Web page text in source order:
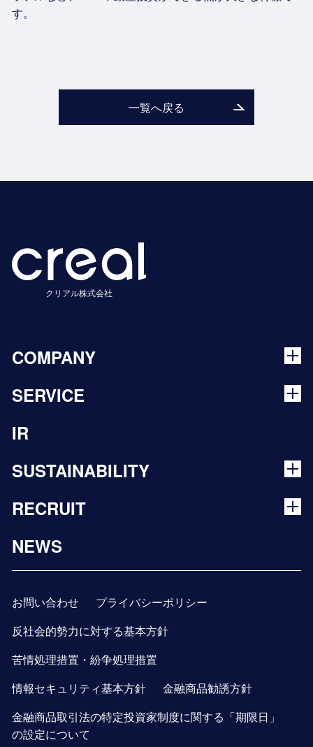
す。
一覧へ戻る
クリアル株式会社
COMPANY
SERVICE
IR
SUSTAINABILITY
RECRUIT
NEWS
お問い合わせ
プライバシーポリシー
反社会的勢力に対する基本方針
苦情処理措置・紛争処理措置
情報セキュリティ基本方針
金融商品勧誘方針
金融商品取引法の特定投資家制度に関する「期限日」
の設定について